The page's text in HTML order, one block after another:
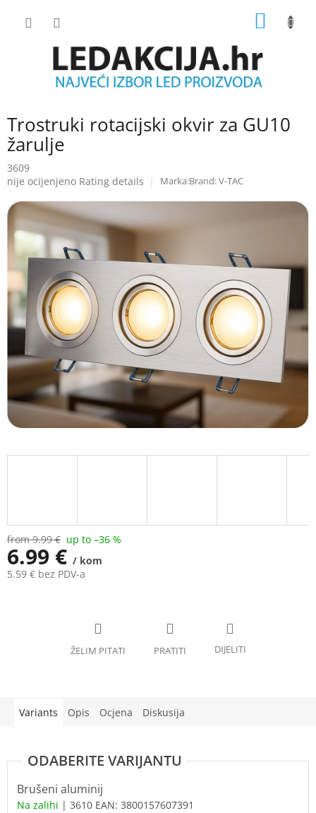
Trostruki rotacijski okvir za GU10
žarulje
3609
The
product
rating
0.0
of
5
nije ocijenjeno Rating details Brand:V-TAC
from 9.99 € up to –36 %
6.99 € / kom
5.59 € bez PDV-a
Variants Opis Ocjena Diskusija
Brušeni aluminij
Na zalihi | 3610 EAN: 3800157607391